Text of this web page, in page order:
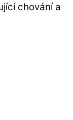
chování a